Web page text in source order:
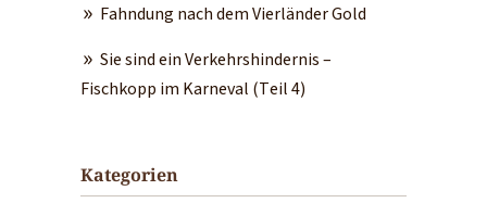
Fahndung nach dem Vierländer Gold
Sie sind ein Verkehrshindernis –
Fischkopp im Karneval (Teil 4)
Kategorien